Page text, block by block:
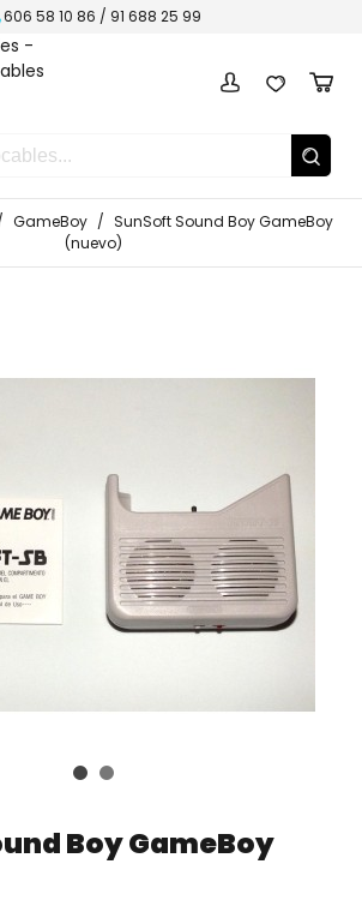
606 58 10 86 / 91 688 25 99
GameBoy / SunSoft Sound Boy GameBoy
(nuevo)
Boy GameBoy